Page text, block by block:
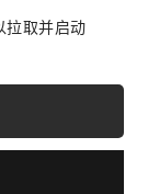
拉取并启动